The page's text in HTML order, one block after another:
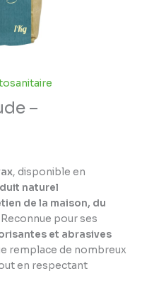
–
, disponible en
naturel
de la maison, du
Reconnue pour ses
et abrasives
remplace de nombreux
en respectant